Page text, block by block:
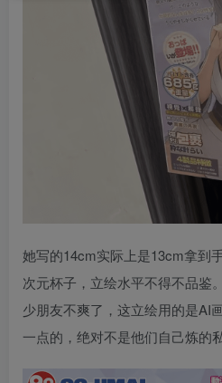
她写的14cm实际上是13cm拿到
次元杯子，立绘水平不得不品鉴
少朋友不爽了，这立绘用的是AI
一点的，绝对不是他们自己炼的私